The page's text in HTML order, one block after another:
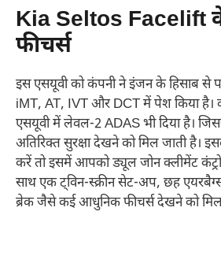
Kia Seltos Facelift
फीचर्स
इस एसयूवी को कंपनी ने इंजन के हिसाब से
iMT, AT, IVT और DCT में पेश किया है।
एसयूवी में लेवल-2 ADAS भी दिया है।
अतिरिक्त सुरक्षा देखने को मिल जाती है।
करें तो इसमें आपको ड्यूल जोन क्लीमेंट
साथ एक ट्विन-स्क्रीन सेट-अप, छह
ब्रेक जैसे कई आधुनिक फीचर्स देखने को